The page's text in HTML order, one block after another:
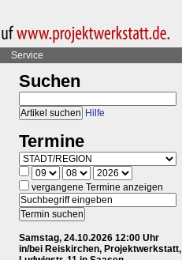
Service
Suchen
Hilfe
Termine
vergangene Termine anzeigen
Samstag, 24.10.2026 12:00 Uhr
in/bei Reiskirchen, Projektwerkstatt,